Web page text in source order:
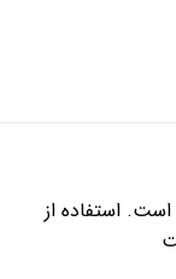
استفاده از